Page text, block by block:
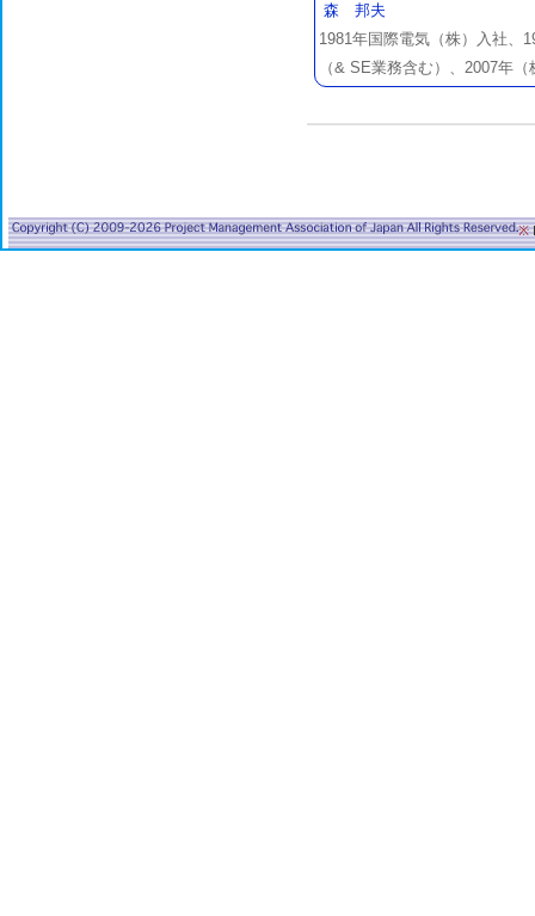
森 邦夫
1981年国際電気（株）入社、
（& SE業務含む）、2007年
※